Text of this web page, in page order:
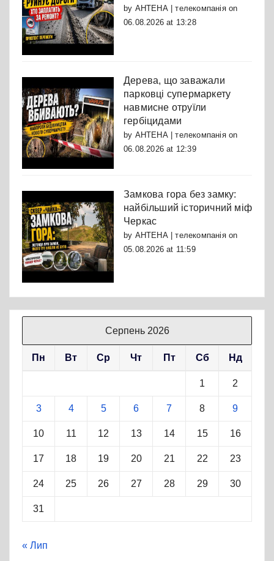
by АНТЕНА | телекомпаніяon
06.08.2026 at 13:28
Дерева, що заважали
парковці супермаркету
навмисне отруїли
гербіцидами
by АНТЕНА | телекомпаніяon
06.08.2026 at 12:39
Замкова гора без замку:
найбільший історичний міф
Черкас
by АНТЕНА | телекомпаніяon
05.08.2026 at 11:59
Серпень 2026
Пн Вт Ср Чт Пт Сб Нд
1 2
3 4 5 6 7 8 9
10 11 12 13 14 15 16
17 18 19 20 21 22 23
24 25 26 27 28 29 30
31
« Лип